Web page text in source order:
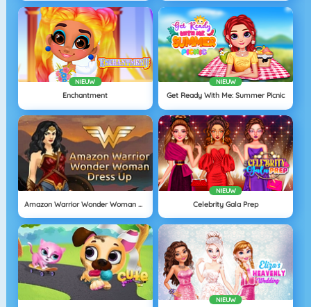
NIEUW
Enchantment
NIEUW
Get Ready With Me: Summer Picnic
Amazon Warrior Wonder Woman Dress Up
NIEUW
Celebrity Gala Prep
NIEUW